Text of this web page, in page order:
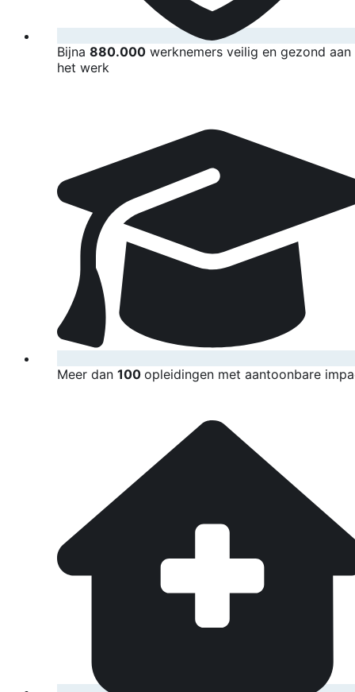
Bijna 880.000 werknemers veilig en gezond aan
het werk
Meer dan 100 opleidingen met aantoonbare